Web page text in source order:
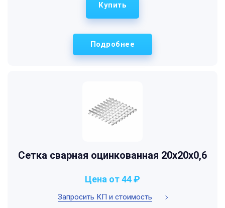
Подробнее
Купить
Сетка сварная оцинкованная 20х20х0,6
Запросить КП и стоимость
Цена от 44 ₽